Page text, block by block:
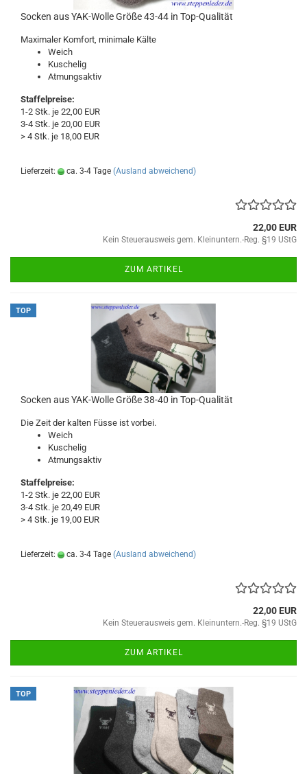
Socken aus YAK-Wolle Größe 43-44 in Top-Qualität
Maximaler Komfort, minimale Kälte
Weich
Kuschelig
Atmungsaktiv
Staffelpreise:
1-2 Stk. je 22,00 EUR
3-4 Stk. je 20,00 EUR
> 4 Stk. je 18,00 EUR
Lieferzeit: ca. 3-4 Tage (Ausland abweichend)
22,00 EUR
Kein Steuerausweis gem. Kleinuntern.-Reg. §19 UStG
ZUM ARTIKEL
TOP
Socken aus YAK-Wolle Größe 38-40 in Top-Qualität
Die Zeit der kalten Füsse ist vorbei.
Weich
Kuschelig
Atmungsaktiv
Staffelpreise:
1-2 Stk. je 22,00 EUR
3-4 Stk. je 20,49 EUR
> 4 Stk. je 19,00 EUR
Lieferzeit: ca. 3-4 Tage (Ausland abweichend)
22,00 EUR
Kein Steuerausweis gem. Kleinuntern.-Reg. §19 UStG
ZUM ARTIKEL
TOP